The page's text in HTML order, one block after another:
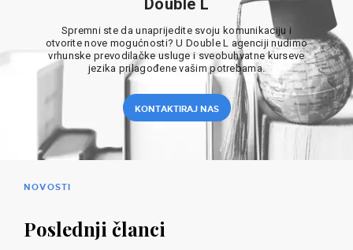
Spremni ste da unaprijedite svoju komunikaciju i
otvorite nove mogućnosti? U Double L agenciji nudimo
vrhunske prevodilačke usluge i sveobuhvatne kurseve
jezika prilagođene vašim potrebama.
KONTAKTIRAJ NAS
NOVOSTI
Poslednji članci